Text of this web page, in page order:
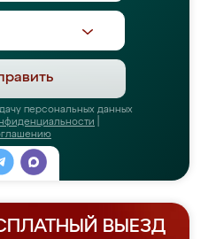
персональных данных
ВЫЕЗД